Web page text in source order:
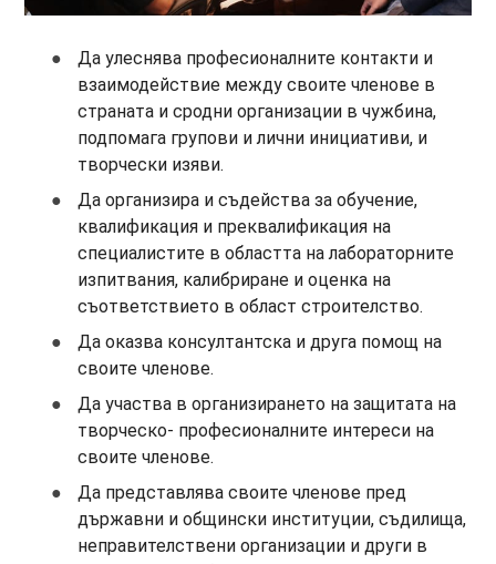
Да улеснява професионалните контакти и
взаимодействие между своите членове в
страната и сродни организации в чужбина,
подпомага групови и лични инициативи, и
творчески изяви.
Да организира и съдейства за обучение,
квалификация и преквалификация на
специалистите в областта на лабораторните
изпитвания, калибриране и оценка на
съответствието в област строителство.
Да оказва консултантска и друга помощ на
своите членове.
Да участва в организирането на защитата на
творческо- професионалните интереси на
своите членове.
Да представлява своите членове пред
държавни и общински институции, съдилища,
неправителствени организации и други в